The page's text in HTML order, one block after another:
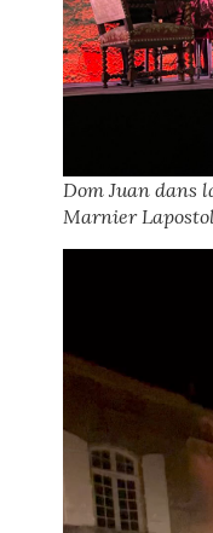
Dom Juan dans
Marnier